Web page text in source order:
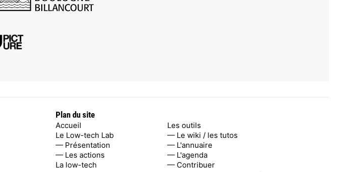
Plan du site
Accueil
Le Low-tech Lab
— Présentation
— Les actions
La low-tech
Les outils
— Le wiki / les tutos
— L'annuaire
— L'agenda
— Contribuer